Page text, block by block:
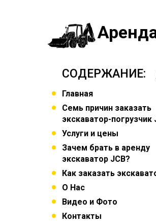
СОДЕРЖАНИЕ:
Главная
Семь причин заказать
экскаватор-погрузчик
Услуги и цены
Зачем брать в аренду
экскаватор JCB?
Как заказать
О Нас
Видео и Фото
Контакты